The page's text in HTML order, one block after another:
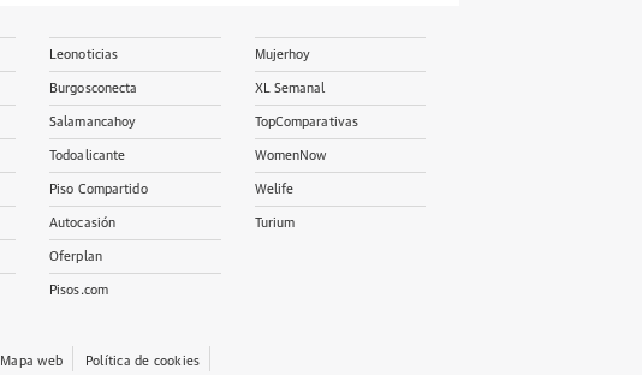
Leonoticias
Burgosconecta
Salamancahoy
Todoalicante
Piso Compartido
Autocasión
Oferplan
Pisos.com
Mujerhoy
XL Semanal
TopComparativas
WomenNow
Welife
Turium
Mapa web Política de cookies